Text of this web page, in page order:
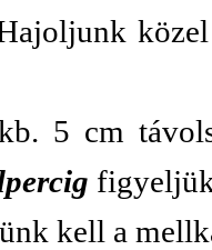
5 cm
kell a